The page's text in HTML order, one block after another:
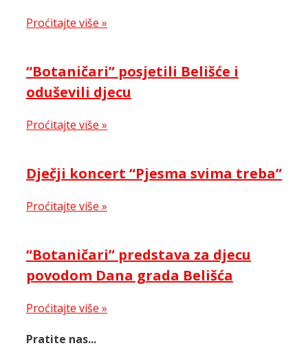
Proćitajte više »
“Botaničari” posjetili Belišće i
oduševili djecu
Proćitajte više »
Dječji koncert “Pjesma svima treba”
Proćitajte više »
“Botaničari” predstava za djecu
povodom Dana grada Belišća
Proćitajte više »
Pratite nas...